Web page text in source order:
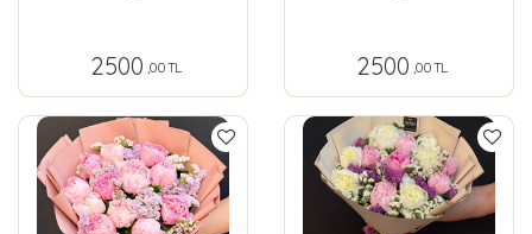
2500 ,00 TL 2500 ,00 TL